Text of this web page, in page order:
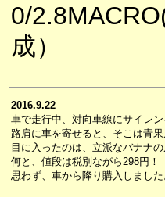
0/
成）
2016.9.22
車で走行中、対向車線にサイレン
路肩に車を寄せると、そこは青果
目に入ったのは、立派なバナナの
何と、値段は税別ながら298円！
思わず、車から降り購入しました